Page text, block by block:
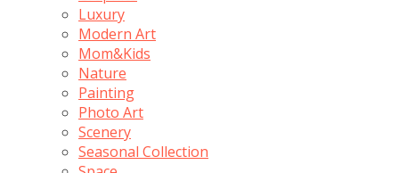
Luxury
Modern Art
Mom&Kids
Nature
Painting
Photo Art
Scenery
Seasonal Collection